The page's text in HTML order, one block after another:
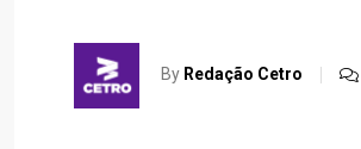
By Redação Cetro